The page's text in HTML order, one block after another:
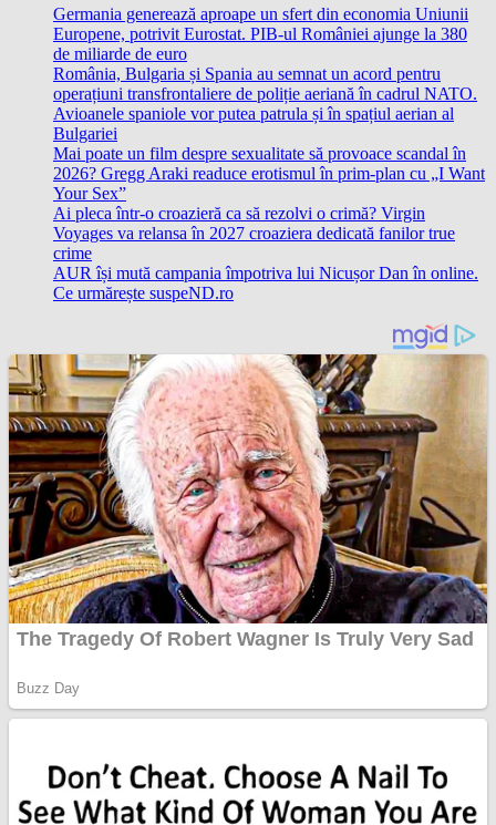
Germania generează aproape un sfert din economia Uniunii
Europene, potrivit Eurostat. PIB-ul României ajunge la 380
de miliarde de euro
România, Bulgaria și Spania au semnat un acord pentru
operațiuni transfrontaliere de poliție aeriană în cadrul NATO.
Avioanele spaniole vor putea patrula și în spațiul aerian al
Bulgariei
Mai poate un film despre sexualitate să provoace scandal în
2026? Gregg Araki readuce erotismul în prim-plan cu „I Want
Your Sex”
Ai pleca într-o croazieră ca să rezolvi o crimă? Virgin
Voyages va relansa în 2027 croaziera dedicată fanilor true
crime
AUR își mută campania împotriva lui Nicușor Dan în online.
Ce urmărește suspeND.ro